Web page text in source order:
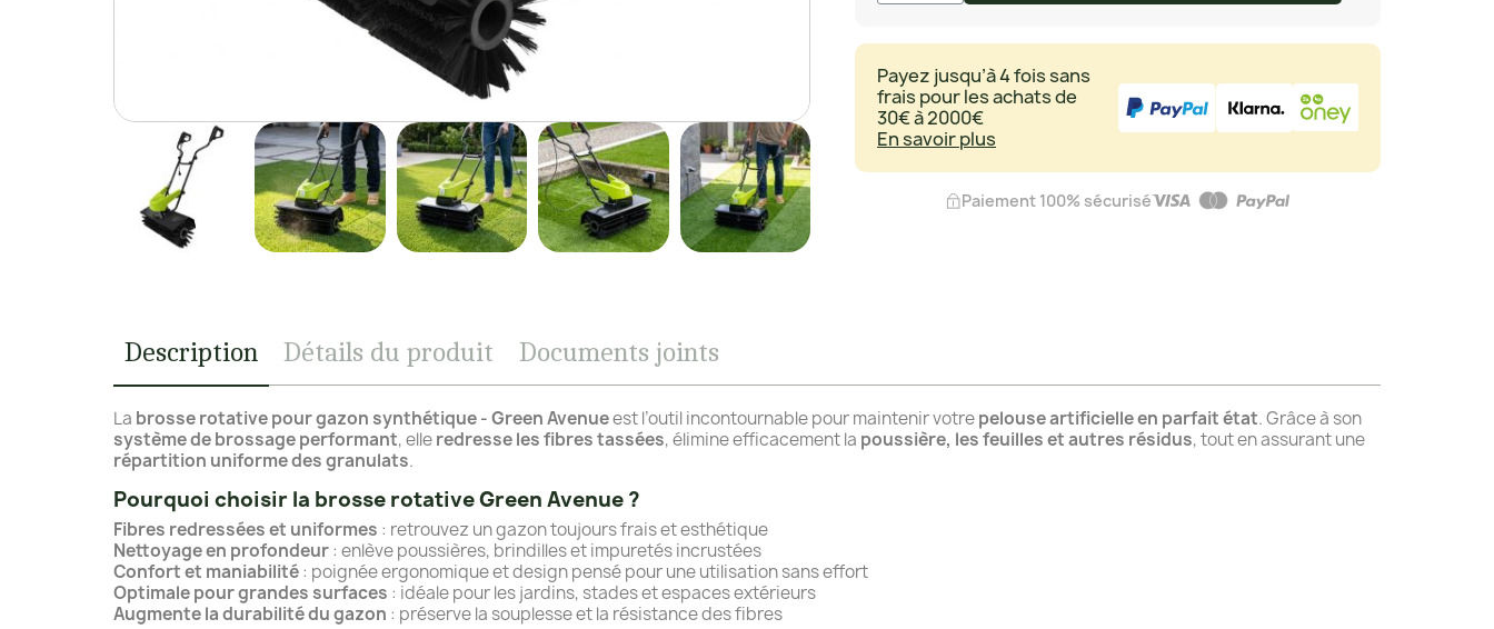
Payez jusqu’à 4 fois sans
frais pour les achats de
30€ à 2000€
En savoir plus
Paiement 100% sécurisé
Description Détails du produit Documents joints
La brosse rotative pour gazon synthétique - Green Avenueest l’outil incontournable pour maintenir votrepelouse artificielle en parfait état. Grâce à son
système de brossage performant, elleredresse les fibres tassées, élimine efficacement la poussière, les feuilles et autres résidus, tout en assurant une
répartition uniforme des granulats.
Pourquoi choisir la brosse rotative Green Avenue ?
Fibres redressées et uniformes : retrouvez un gazon toujours frais et esthétique
Nettoyage en profondeur: enlève poussières, brindilles et impuretés incrustées
Confort et maniabilité: poignée ergonomique et design pensé pour une utilisation sans effort
Optimale pour grandes surfaces : idéale pour les jardins, stades et espaces extérieurs
Augmente la durabilité du gazon : préserve la souplesse et la résistance des fibres